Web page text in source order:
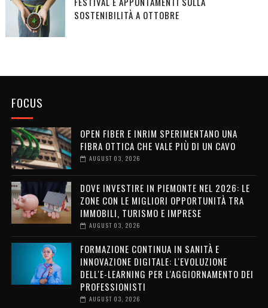
SOSTENIBILITÀ A OTTOBRE
FOCUS
OPEN FIBER E INRIM SPERIMENTANO UNA
FIBRA OTTICA CHE VALE PIÙ DI UN CAVO
AUGUST 03, 2026
DOVE INVESTIRE IN PIEMONTE NEL 2026: LE
ZONE CON LE MIGLIORI OPPORTUNITÀ TRA
IMMOBILI, TURISMO E IMPRESE
AUGUST 03, 2026
FORMAZIONE CONTINUA IN SANITÀ E
INNOVAZIONE DIGITALE: L'EVOLUZIONE
DELL'E-LEARNING PER L'AGGIORNAMENTO DEI
PROFESSIONISTI
AUGUST 03, 2026